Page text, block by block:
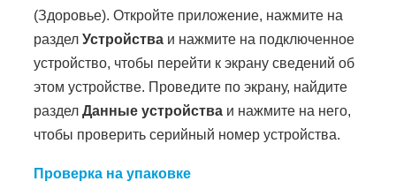
(Здоровье). Откройте приложение, нажмите на
разделУстройства и нажмите на подключенное
устройство, чтобы перейти к экрану сведений об
этом устройстве. Проведите по экрану, найдите
разделДанные устройства и нажмите на него,
чтобы проверить серийный номер устройства.
Проверка на упаковке